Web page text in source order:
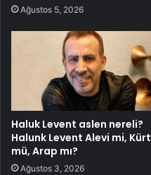
Ağustos 5, 2026
Haluk Levent aslen nereli?
Halunk Levent Alevi mi, Kürt
mü, Arap mı?
Ağustos 3, 2026